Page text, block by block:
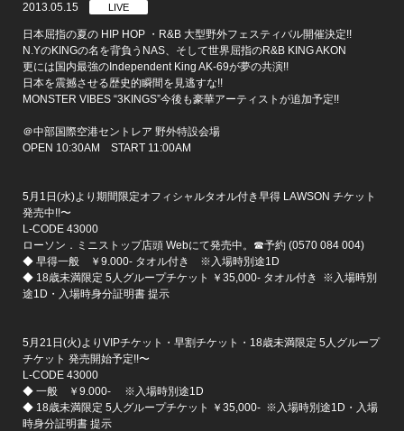
2013.05.15 LIVE
日本屈指の夏の HIP HOP ・R&B 大型野外フェスティバル開催決定!!
N.YのKINGの名を背負うNAS、そして世界屈指のR&B KING AKON
更には国内最強のIndependent King AK-69が夢の共演!!
日本を震撼させる歴史的瞬間を見逃すな!!
MONSTER VIBES “3KINGS”今後も豪華アーティストが追加予定!!
＠中部国際空港セントレア 野外特設会場
OPEN 10:30AM START 11:00AM
5月1日(水)より期間限定オフィシャルタオル付き早得 LAWSON チケット
発売中!!〜
L-CODE 43000
ローソン．ミニストップ店頭 Webにて発売中。☎予約 (0570 084 004)
◆ 早得一般 ￥9.000- タオル付き ※入場時別途1D
◆ 18歳未満限定 5人グループチケット ￥35,000- タオル付き ※入場時別
途1D・入場時身分証明書 提示
5月21日(火)よりVIPチケット・早割チケット・18歳未満限定 5人グループ
チケット 発売開始予定!!〜
L-CODE 43000
◆ 一般 ￥9.000- ※入場時別途1D
◆ 18歳未満限定 5人グループチケット ￥35,000- ※入場時別途1D・入場
時身分証明書 提示